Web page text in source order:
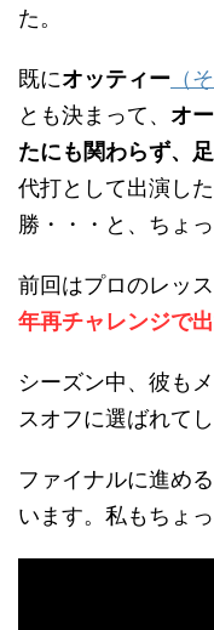
た。
既にオッティー （
とも決まって、 オ
たにも関わらず、
代打として出演し
勝・・・と、ちょ
前回はプロのレッ
年再チャレンジで
シーズン中、彼も
スオフに選ばれてし
ファイナルに進め
います。私もちょ